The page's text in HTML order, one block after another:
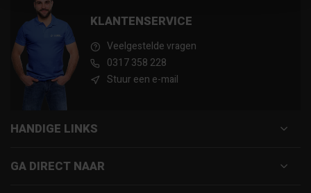
KLANTENSERVICE
Veelgestelde vragen
0317 358 228
Stuur een e-mail
HANDIGE LINKS
GA DIRECT NAAR